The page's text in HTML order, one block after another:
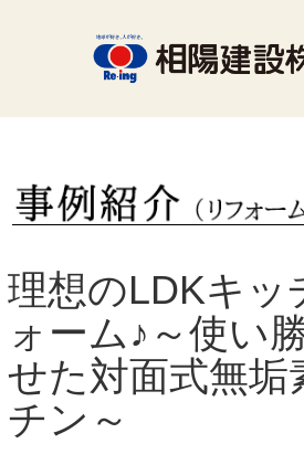
理想のLDKキッ
ォーム♪～使い
せた対面式無垢
チン～